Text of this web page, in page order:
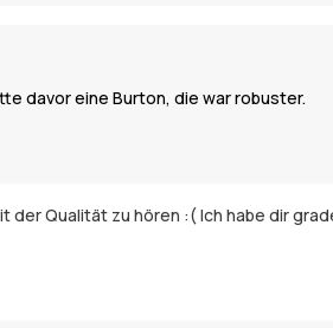
davor eine Burton, die war robuster.
Qualität zu hören :( Ich habe dir